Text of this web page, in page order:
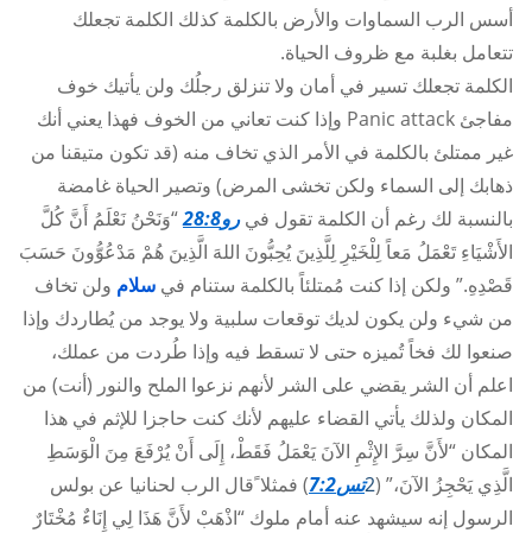
أسس الرب السماوات والأرض بالكلمة كذلك الكلمة تجعلك
تتعامل بغلبة مع ظروف الحياة.
الكلمة تجعلك تسير في أمان ولا تنزلق رجلُك ولن يأتيك خوف
مفاجئ Panic attack وإذا كنت تعاني من الخوف فهذا يعني أنك
غير ممتلئ بالكلمة في الأمر الذي تخاف منه (قد تكون متيقنا من
ذهابك إلى السماء ولكن تخشى المرض) وتصير الحياة غامضة
بالنسبة لك رغم أن الكلمة تقول فيرو28:8
“وَنَحْنُ نَعْلَمُ أَنَّ كُلَّ
الأَشْيَاءِ تَعْمَلُ مَعاً لِلْخَيْرِ لِلَّذِينَ يُحِبُّونَ اللهَ الَّذِينَ هُمْ مَدْعُوُّونَ حَسَبَ
قَصْدِهِ.” ولكن إذا كنت مُمتلئاً بالكلمة ستنام في سلام ولن تخاف
من شيء ولن يكون لديك توقعات سلبية ولا يوجد من يُطاردك وإذا
صنعوا لك فخاً تُميزه حتى لا تسقط فيه وإذا طُردت من عملك،
اعلم أن الشر يقضي على الشر لأنهم نزعوا الملح والنور (أنت) من
المكان ولذلك يأتي القضاء عليهم لأنك كنت حاجزا للإثم في هذا
المكان “لأَنَّ سِرَّ الإِثْمِ الآنَ يَعْمَلُ فَقَطْ، إِلَى أَنْ يُرْفَعَ مِنَ الْوَسَطِ
الَّذِي يَحْجِزُ الآنَ،” (2تس7:2
) فمثلا ًقال الرب لحنانيا عن بولس
الرسول إنه سيشهد عنه أمام ملوك “اذْهَبْ لأَنَّ هَذَا لِي إِنَاءٌ مُخْتَارٌ